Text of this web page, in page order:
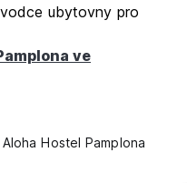
ubytovny pro
ve
Aloha Hostel Pamplona